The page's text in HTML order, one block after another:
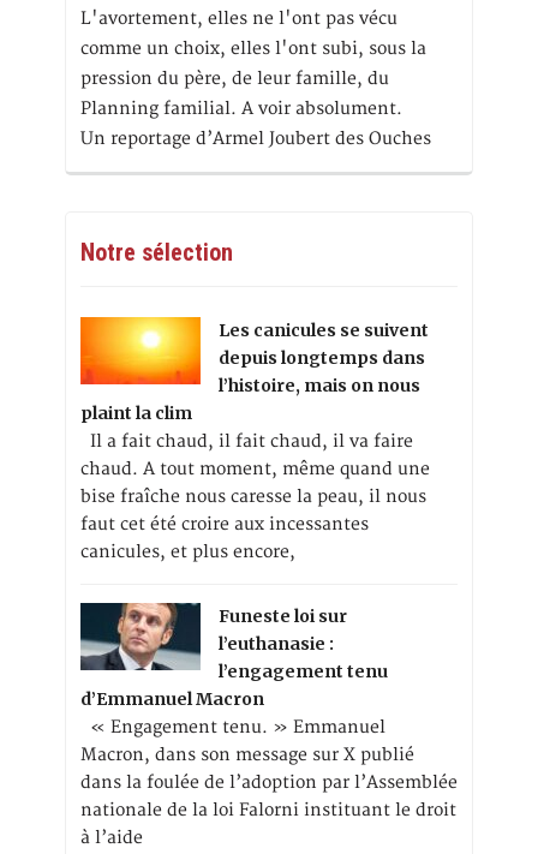
L'avortement, elles ne l'ont pas vécu
comme un choix, elles l'ont subi, sous la
pression du père, de leur famille, du
Planning familial. A voir absolument.
Un reportage d’Armel Joubert des Ouches
Notre sélection
Les canicules se suivent
depuis longtemps dans
l’histoire, mais on nous
plaint la clim
Il a fait chaud, il fait chaud, il va faire
chaud. A tout moment, même quand une
bise fraîche nous caresse la peau, il nous
faut cet été croire aux incessantes
canicules, et plus encore,
Funeste loi sur
l’euthanasie :
l’engagement tenu
d’Emmanuel Macron
« Engagement tenu. » Emmanuel
Macron, dans son message sur X publié
dans la foulée de l’adoption par l’Assemblée
nationale de la loi Falorni instituant le droit
à l’aide